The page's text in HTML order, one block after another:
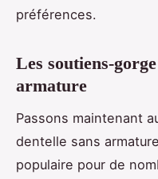
préférences.
Les soutiens-
armature
Passons maintenant
dentelle sans
populaire pour de